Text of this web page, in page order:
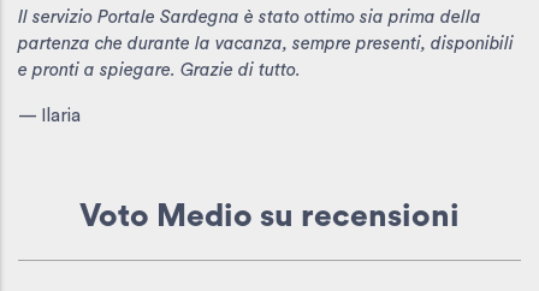
Il servizio Portale Sardegna è stato ottimo sia prima della
partenza che durante la vacanza, sempre presenti, disponibili
e pronti a spiegare. Grazie di tutto.
— Ilaria
Voto Medio su recensioni